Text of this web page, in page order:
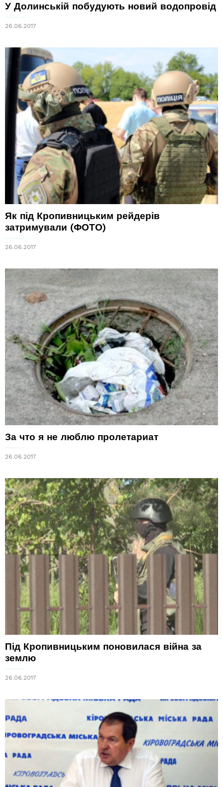
У Долинській побудують новий водопровід
26.06.2017
Як під Кропивницьким рейдерів
затримували (ФОТО)
26.06.2017
За что я не люблю пролетариат
26.06.2017
Під Кропивницьким поновилася війна за
землю
26.06.2017